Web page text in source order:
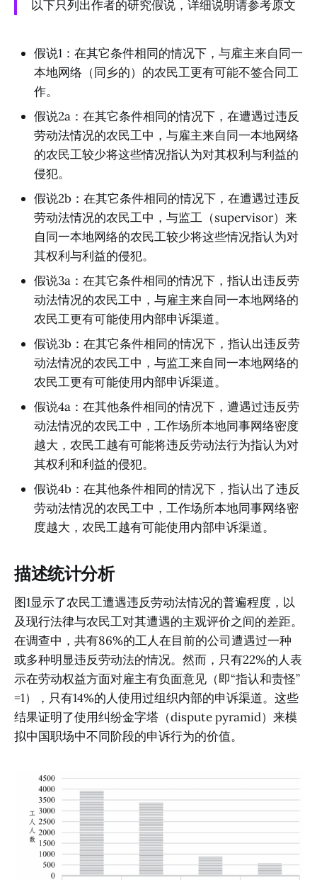
以下只列出作者的研究假说，详细说明请参考原文
假说1：在其它条件相同的情况下，与雇主来自同一
本地网络（同乡的）的农民工更有可能不签合同工
作。
假说2a：在其它条件相同的情况下，在遭遇过违反
劳动法情况的农民工中，与雇主来自同一本地网络
的农民工较少将这些情况指认为对其权利与利益的
侵犯。
假说2b：在其它条件相同的情况下，在遭遇过违反
劳动法情况的农民工中，与监工（supervisor）来
自同一本地网络的农民工较少将这些情况指认为对
其权利与利益的侵犯。
假说3a：在其它条件相同的情况下，指认出违反劳
动法情况的农民工中，与雇主来自同一本地网络的
农民工更有可能使用内部申诉渠道。
假说3b：在其它条件相同的情况下，指认出违反劳
动法情况的农民工中，与监工来自同一本地网络的
农民工更有可能使用内部申诉渠道。
假说4a：在其他条件相同的情况下，遭遇过违反劳
动法情况的农民工中，工作场所本地同事网络密度
越大，农民工越有可能将违反劳动法行为指认为对
其权利和利益的侵犯。
假说4b：在其他条件相同的情况下，指认出了违反
劳动法情况的农民工中，工作场所本地同事网络密
度越大，农民工越有可能使用内部申诉渠道。
描述统计分析
图1显示了农民工遭遇违反劳动法情况的普遍程度，以
及现行法律与农民工对其遭遇的主观评价之间的差距。
在调查中，共有86%的工人在目前的公司遭遇过一种
或多种明显违反劳动法的情况。然而，只有22%的人表
示在劳动权益方面对雇主有负面意见（即“指认和责怪”
=1），只有14%的人使用过组织内部的申诉渠道。这些
结果证明了使用纠纷金字塔（dispute pyramid）来模
拟中国职场中不同阶段的申诉行为的价值。